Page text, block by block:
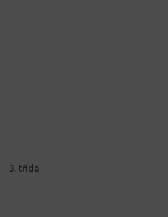
3. třída